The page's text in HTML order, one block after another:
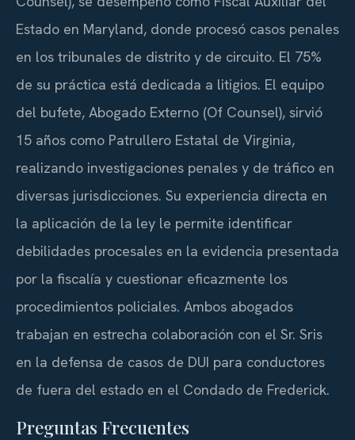
Estado en Maryland, donde procesó casos penales
en los tribunales de distrito y de circuito. El 75%
de su práctica está dedicada a litigios. El equipo
del bufete, Abogado Externo (Of Counsel), sirvió
15 años como Patrullero Estatal de Virginia,
realizando investigaciones penales y de tráfico en
diversas jurisdicciones. Su experiencia directa en
la aplicación de la ley le permite identificar
debilidades procesales en la evidencia presentada
por la fiscalía y cuestionar eficazmente los
procedimientos policiales. Ambos abogados
trabajan en estrecha colaboración con el Sr. Sris
en la defensa de casos de DUI para conductores
de fuera del estado en el Condado de Frederick.
Preguntas Frecuentes